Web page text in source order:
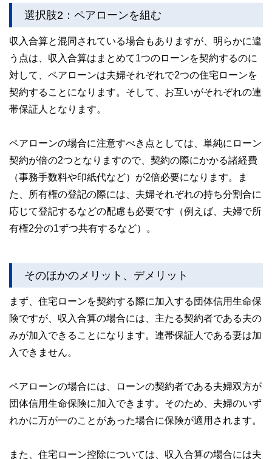
選択肢2：ペアローンを組む
収入合算と混同されている場合もありますが、明らかに違
う点は、収入合算はまとめて1つのローンを契約するのに
対して、ペアローンは夫婦それぞれで2つの住宅ローンを
契約することになります。そして、お互いがそれぞれの連
帯保証人となります。
ペアローンの場合に注意すべき点としては、単純にローン
契約が倍の2つとなりますので、契約の際にかかる諸経費
（事務手数料や印紙代など）が2倍必要になります。ま
た、所有権の登記の際には、夫婦それぞれの持ち分割合に
応じて登記するなどの配慮も必要です（例えば、夫婦で所
有権2分の1ずつ共有するなど）。
そのほかのメリット、デメリット
まず、住宅ローンを契約する際に加入する団体信用生命保
険ですが、収入合算の場合には、主たる契約者である夫の
みが加入できることになります。連帯保証人である妻は加
入できません。
ペアローンの場合には、ローンの契約者である夫婦双方が
団体信用生命保険に加入できます。そのため、夫婦のいず
れかに万が一のことがあった場合に保険が適用されます。
また、住宅ローン控除については、収入合算の場合には夫